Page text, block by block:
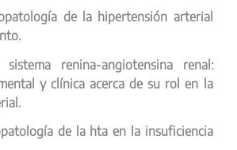
de la hipertensión arterial
sistema renina-angiotensina renal:
y clínica acerca de su rol en la
de la hta en la insuficiencia